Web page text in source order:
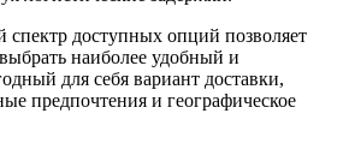
доступных опций позволяет
наиболее удобный и
для себя вариант доставки,
предпочтения и географическое